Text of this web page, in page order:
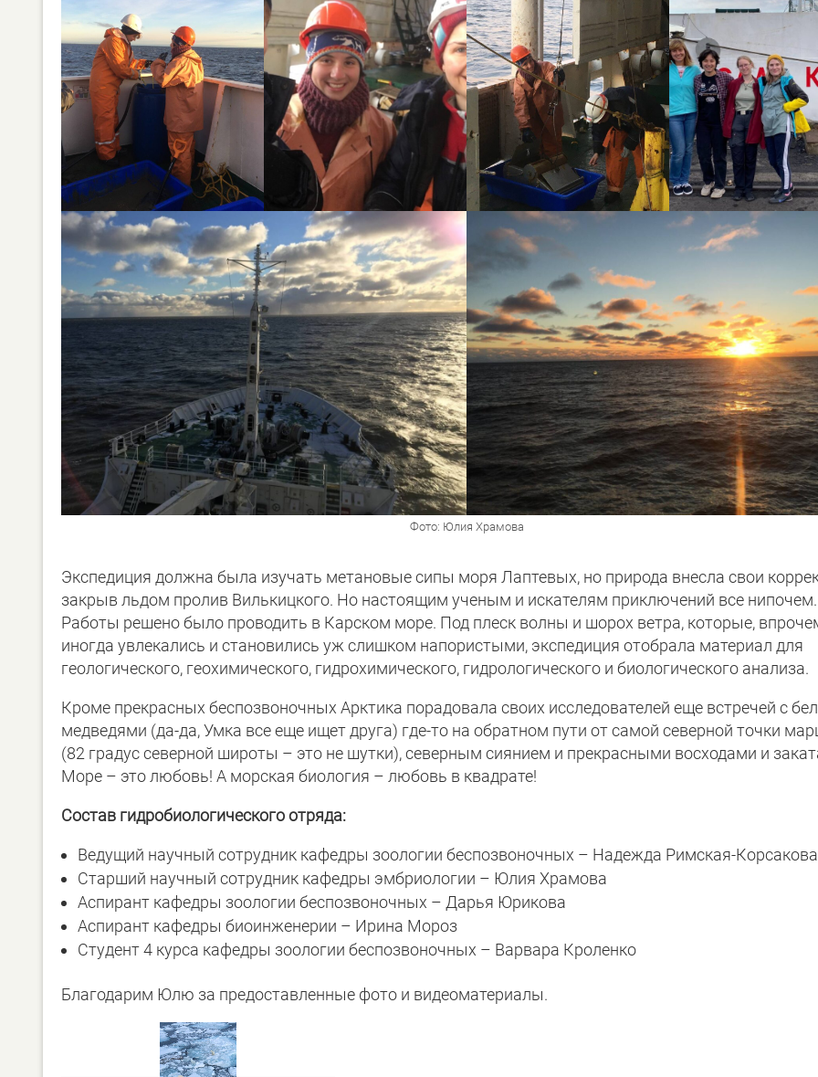
Фото: Юлия Храмова
Экспедиция должна была изучать метановые сипы моря Лаптевых, но природа внесла свои
закрыв льдом пролив Вилькицкого. Но настоящим ученым и искателям приключений все нипочем.
Работы решено было проводить в Карском море. Под плеск волны и шорох ветра, которые,
иногда увлекались и становились уж слишком напористыми, экспедиция отобрала материал для
геологического, геохимического, гидрохимического, гидрологического и биологического анализа.
Кроме прекрасных беспозвоночных Арктика порадовала своих исследователей еще встречей с
медведями (да-да, Умка все еще ищет друга) где-то на обратном пути от самой северной точки
(82 градус северной широты – это не шутки), северным сиянием и прекрасными восходами и
Море – это любовь! А морская биология – любовь в квадрате!
Состав гидробиологического отряда:
Ведущий научный сотрудник кафедры зоологии беспозвоночных – Надежда Римская-Корсакова
Старший научный сотрудник кафедры эмбриологии – Юлия Храмова
Аспирант кафедры зоологии беспозвоночных – Дарья Юрикова
Аспирант кафедры биоинженерии – Ирина Мороз
Студент 4 курса кафедры зоологии беспозвоночных – Варвара Кроленко
Благодарим Юлю за предоставленные фото и видеоматериалы.